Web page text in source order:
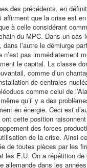
précédents, en
affirment que la crise est
à celle considérant
du MPC. Dans un cas
dans l’autre le démiurge
n’est pas immédiatement
le capital. La classe
comme d’un
de centrales
comme celui de
qu’il y a des
en énergie. Ceci est
cette position
des forces
de la crise. Ainsi
de toutes pièces par les
les E.U. On a répétition
allemande dans les